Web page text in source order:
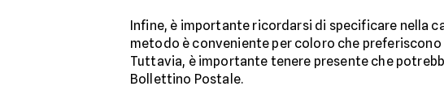
Infine, è importante ricordarsi di specificare nella
metodo è conveniente per coloro che
Tuttavia, è importante tenere presente che
Bollettino Postale.